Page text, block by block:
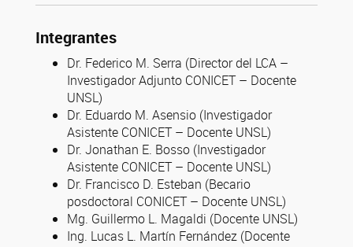
Integrantes
Dr. Federico M. Serra (Director del LCA –
Investigador Adjunto CONICET – Docente
UNSL)
Dr. Eduardo M. Asensio (Investigador
Asistente CONICET – Docente UNSL)
Dr. Jonathan E. Bosso (Investigador
Asistente CONICET – Docente UNSL)
Dr. Francisco D. Esteban (Becario
posdoctoral CONICET – Docente UNSL)
Mg. Guillermo L. Magaldi (Docente UNSL)
Ing. Lucas L. Martín Fernández (Docente